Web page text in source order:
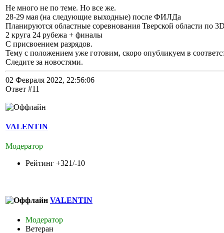
Не много не по теме. Но все же.
28-29 мая (на следующие выходные) после ФИЛДа
Планируются областные соревнования Тверской области по
2 круга 24 рубежа + финалы
С присвоением разрядов.
Тему с положением уже готовим, скоро опубликуем в
Следите за новостями.
02 Февраля 2022, 22:56:06
Ответ #11
VALENTIN
Модератор
Рейтинг +321/-10
VALENTIN
Модератор
Ветеран